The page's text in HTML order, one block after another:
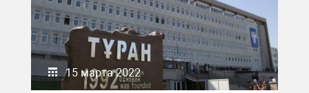
15 марта 2022